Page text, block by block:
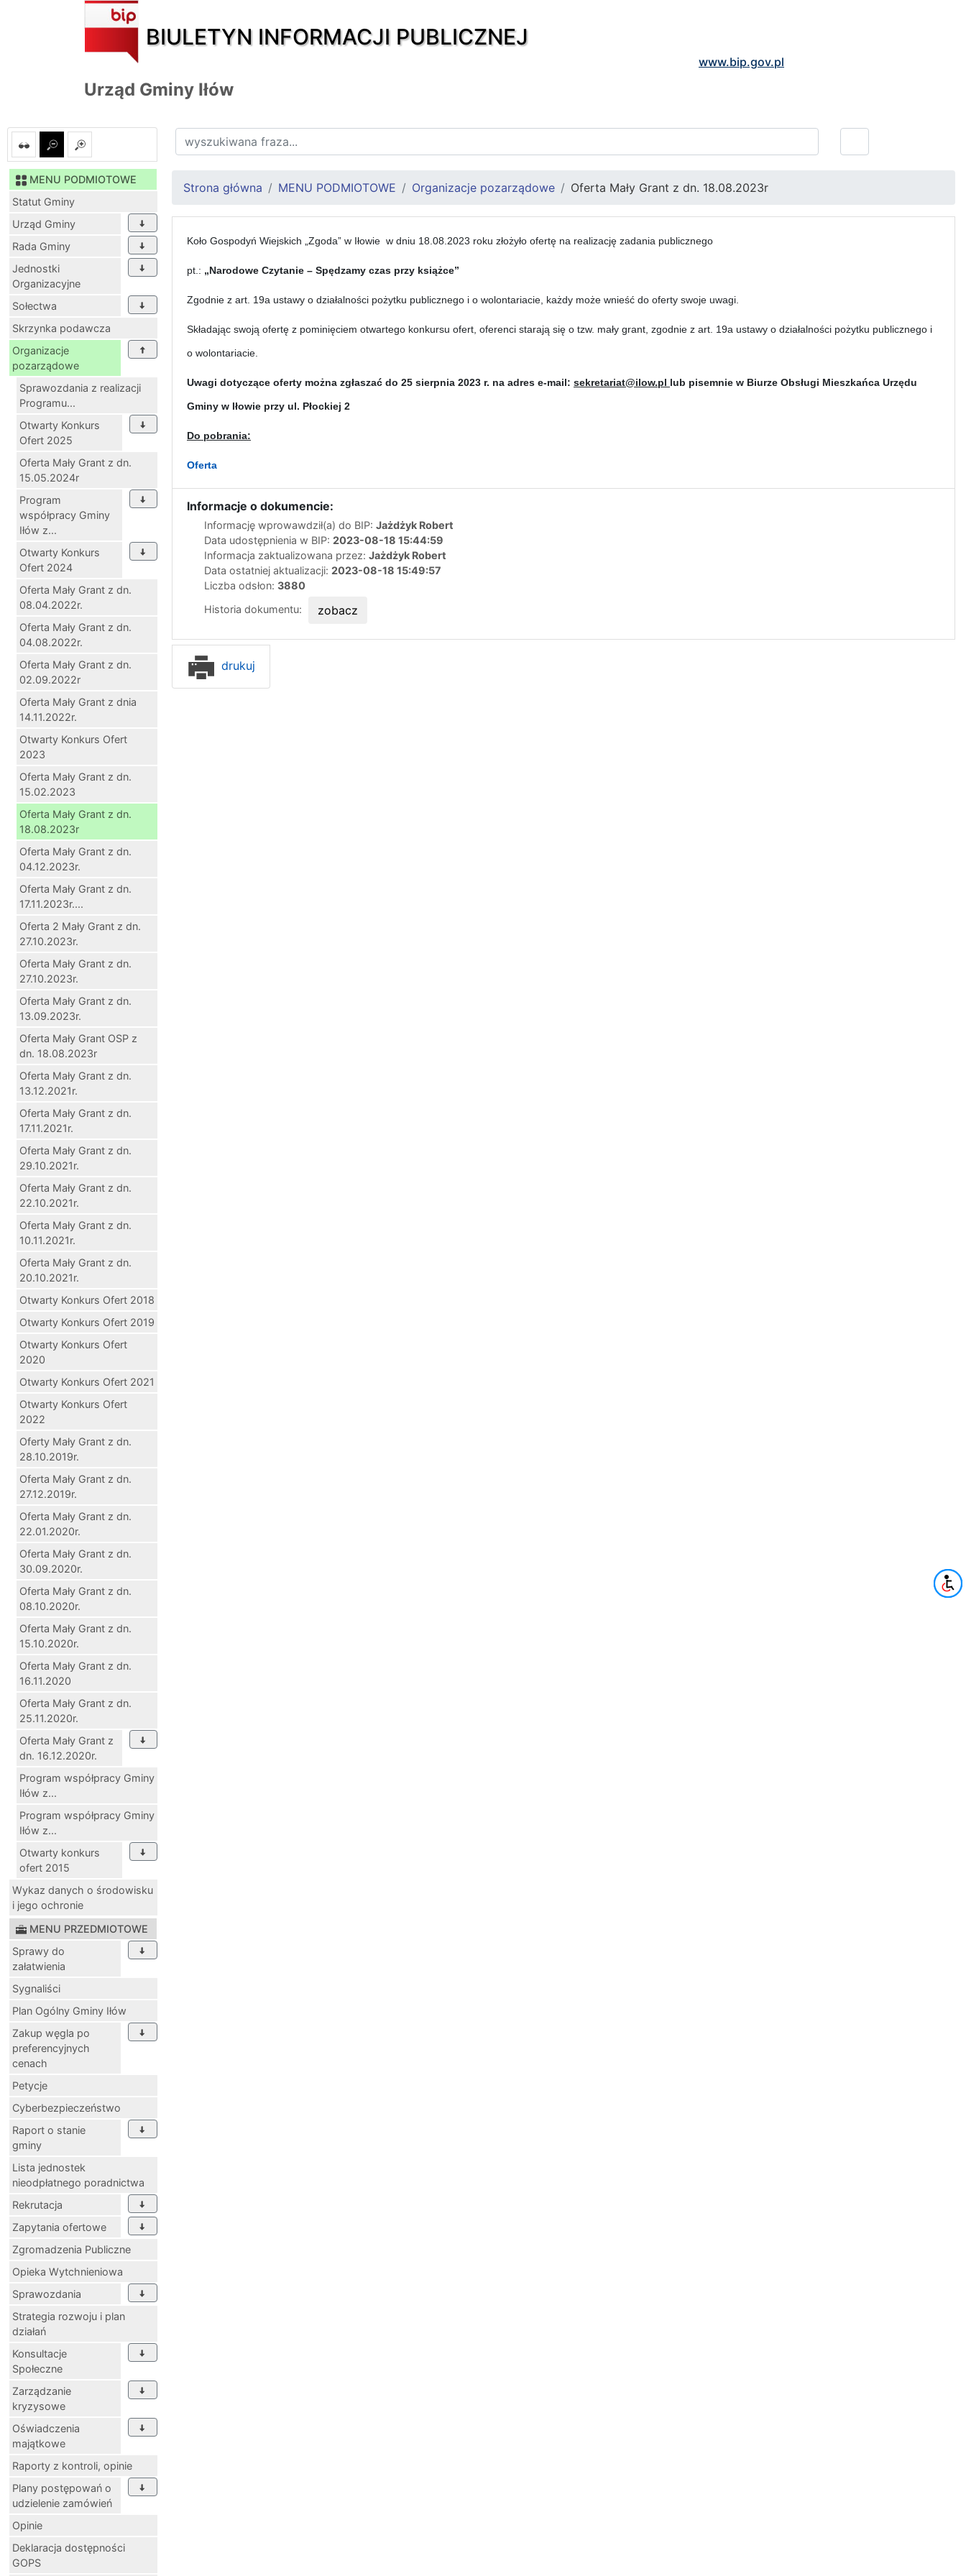
BIULETYN INFORMACJI PUBLICZNEJ
www.bip.gov.pl
Urząd Gminy Iłów
MENU PODMIOTOWE
Statut Gminy
Urząd Gminy
Rada Gminy
Jednostki
Organizacyjne
Sołectwa
Skrzynka podawcza
Organizacje
pozarządowe
Sprawozdania z realizacji
Programu...
Otwarty Konkurs
Ofert 2025
Oferta Mały Grant z dn.
15.05.2024r
Program
współpracy Gminy
Iłów z...
Otwarty Konkurs
Ofert 2024
Oferta Mały Grant z dn.
08.04.2022r.
Oferta Mały Grant z dn.
04.08.2022r.
Oferta Mały Grant z dn.
02.09.2022r
Oferta Mały Grant z dnia
14.11.2022r.
Otwarty Konkurs Ofert
2023
Oferta Mały Grant z dn.
15.02.2023
Oferta Mały Grant z dn.
18.08.2023r
Oferta Mały Grant z dn.
04.12.2023r.
Oferta Mały Grant z dn.
17.11.2023r....
Oferta 2 Mały Grant z dn.
27.10.2023r.
Oferta Mały Grant z dn.
27.10.2023r.
Oferta Mały Grant z dn.
13.09.2023r.
Oferta Mały Grant OSP z
dn. 18.08.2023r
Oferta Mały Grant z dn.
13.12.2021r.
Oferta Mały Grant z dn.
17.11.2021r.
Oferta Mały Grant z dn.
29.10.2021r.
Oferta Mały Grant z dn.
22.10.2021r.
Oferta Mały Grant z dn.
10.11.2021r.
Oferta Mały Grant z dn.
20.10.2021r.
Otwarty Konkurs Ofert 2018
Otwarty Konkurs Ofert 2019
Otwarty Konkurs Ofert
2020
Otwarty Konkurs Ofert 2021
Otwarty Konkurs Ofert
2022
Oferty Mały Grant z dn.
28.10.2019r.
Oferta Mały Grant z dn.
27.12.2019r.
Oferta Mały Grant z dn.
22.01.2020r.
Oferta Mały Grant z dn.
30.09.2020r.
Oferta Mały Grant z dn.
08.10.2020r.
Oferta Mały Grant z dn.
15.10.2020r.
Oferta Mały Grant z dn.
16.11.2020
Oferta Mały Grant z dn.
25.11.2020r.
Oferta Mały Grant z
dn. 16.12.2020r.
Program współpracy Gminy
Iłów z...
Program współpracy Gminy
Iłów z...
Otwarty konkurs
ofert 2015
Wykaz danych o środowisku
i jego ochronie
MENU PRZEDMIOTOWE
Sprawy do
załatwienia
Sygnaliści
Plan Ogólny Gminy Iłów
Zakup węgla po
preferencyjnych
cenach
Petycje
Cyberbezpieczeństwo
Raport o stanie
gminy
Lista jednostek
nieodpłatnego poradnictwa
Rekrutacja
Zapytania ofertowe
Zgromadzenia Publiczne
Opieka Wytchnieniowa
Sprawozdania
Strategia rozwoju i plan
działań
Konsultacje
Społeczne
Zarządzanie
kryzysowe
Oświadczenia
majątkowe
Raporty z kontroli, opinie
Plany postępowań o
udzielenie zamówień
Opinie
Deklaracja dostępności
GOPS
Strona główna MENU PODMIOTOWE Organizacje pozarządowe Oferta Mały Grant z dn. 18.08.2023r
Koło Gospodyń Wiejskich „Zgoda” w Iłowie w dniu 18.08.2023 roku złożyło ofertę na realizację zadania publicznego
pt.: „Narodowe Czytanie – Spędzamy czas przy książce”
Zgodnie z art. 19a ustawy o działalności pożytku publicznego i o wolontariacie, każdy może wnieść do oferty swoje uwagi.
Składając swoją ofertę z pominięciem otwartego konkursu ofert, oferenci starają się o tzw. mały grant, zgodnie z art. 19a ustawy o działalności pożytku publicznego i
o wolontariacie.
Uwagi dotyczące oferty można zgłaszać do 25 sierpnia 2023 r. na adres e-mail: sekretariat@ilow.pl lub pisemnie w Biurze Obsługi Mieszkańca Urzędu
Gminy w Iłowie przy ul. Płockiej 2
Do pobrania:
Oferta
Informacje o dokumencie:
Informację wprowawdził(a) do BIP: Jażdżyk Robert
Data udostępnienia w BIP: 2023-08-18 15:44:59
Informacja zaktualizowana przez: Jażdżyk Robert
Data ostatniej aktualizacji: 2023-08-18 15:49:57
Liczba odsłon: 3880
Historia dokumentu:
zobacz
drukuj